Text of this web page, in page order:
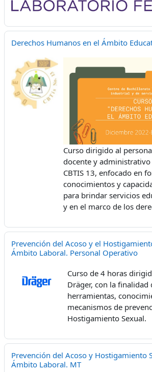
Derechos Humanos en el Ámbito
Curso dirigido al
docente y administrativo
CBTIS 13, enfocado en
conocimientos y
para brindar servicios
y en el marco de los
Prevención del Acoso y el
Ámbito Laboral. Personal Operativo
Curso de 4 horas
Dräger, con la finalidad
herramientas,
mecanismos de
Hostigamiento Sexual.
Prevención del Acoso y Hostigamiento
Ámbito Laboral. MT